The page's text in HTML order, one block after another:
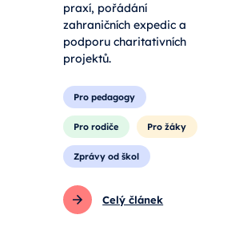
praxí, pořádání
zahraničních expedic a
podporu charitativních
projektů.
Pro pedagogy
Pro rodiče Pro žáky
Zprávy od škol
Celý článek